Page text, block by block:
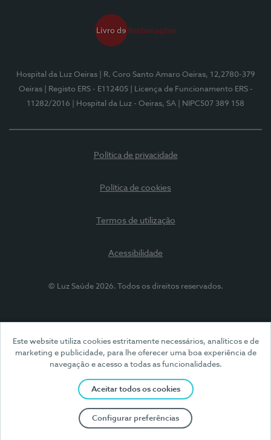
Este website utiliza cookies estritamente necessários, analíticos e de
marketing e publicidade, para lhe oferecer uma boa experiência de
navegação e acesso a todas as funcionalidades.
Aceitar todos os cookies
Configurar preferências
Hospital da Luz Oeiras
| R. Coro Santo Amaro Oeiras, 12,2780-379
Oeiras
| Registo ERS - E112405
| Licença de Funcionamento ERS -
11282/2016
| Hospital da Luz - Oeiras, SA | NIPC507 389 158
Política de privacidade
Política de cookies
Termos de utilização
Acessibilidade
© Luz Saúde 2026. Todos os direitos reservados.